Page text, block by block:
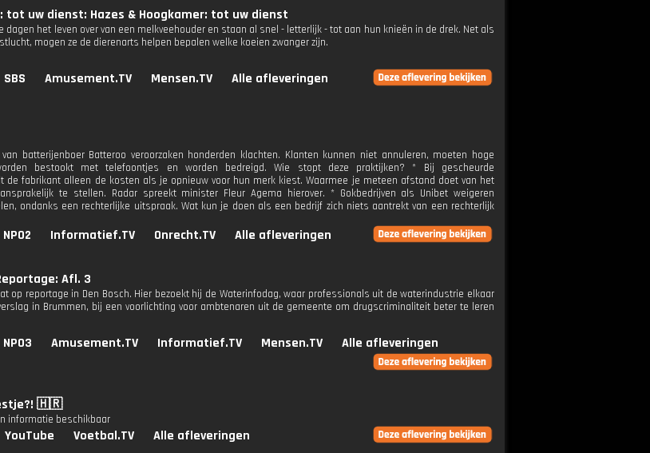
tot uw dienst: Hazes & Hoogkamer: tot uw dienst
dagen het leven over van een melkveehouder en staan al snel - letterlijk - tot aan hun knieën in de drek. Net als
mogen ze de dierenarts helpen bepalen welke koeien zwanger zijn.
SBS Amusement.TV Mensen.TV Alle afleveringen
batterijenboer Batteroo veroorzaken honderden klachten. Klanten kunnen niet annuleren, moeten hoge
bestookt met telefoontjes en worden bedreigd. Wie stopt deze praktijken? * Bij gescheurde
de fabrikant alleen de kosten als je opnieuw voor hun merk kiest. Waarmee je meteen afstand doet van het
te stellen. Radar spreekt minister Fleur Agema hierover. * Gokbedrijven als Unibet weigeren
ondanks een rechterlijke uitspraak. Wat kun je doen als een bedrijf zich niets aantrekt van een rechterlijk
NPO2 Informatief.TV Onrecht.TV Alle afleveringen
Afl. 3
op reportage in Den Bosch. Hier bezoekt hij de Waterinfodag, waar professionals uit de waterindustrie elkaar
in Brummen, bij een voorlichting voor ambtenaren uit de gemeente om drugscriminaliteit beter te leren
NPO3 Amusement.TV Informatief.TV Mensen.TV Alle afleveringen
🇭🇷
informatie beschikbaar
YouTube Voetbal.TV Alle afleveringen